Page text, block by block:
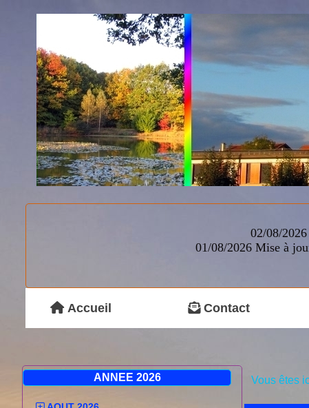
02/08/
01/08/2026 Mise à
Accueil Contact
ANNEE 2026 Vous êtes